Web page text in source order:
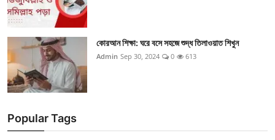
কোরআন শিক্ষা: ঘরে বসে সহজে শুদ্ধ তিলাওয়াত শিখুন
Admin Sep 30, 2024 0 613
Popular Tags